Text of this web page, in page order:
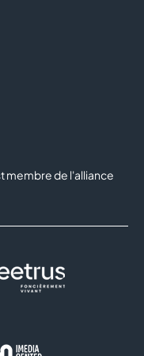
membre de l'alliance